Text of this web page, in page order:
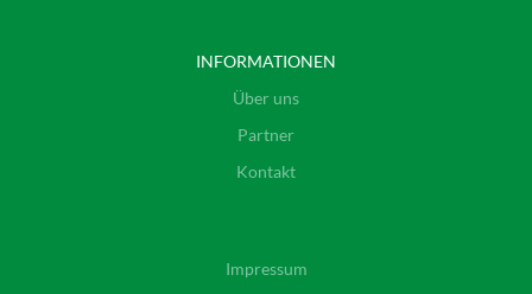
INFORMATIONEN
Über uns
Partner
Kontakt
Impressum